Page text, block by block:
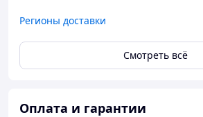
Регионы доставки
Смотреть всё
Оплата и гарантии